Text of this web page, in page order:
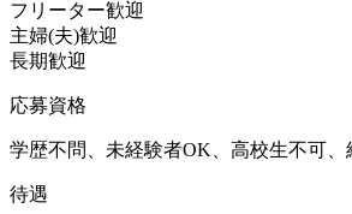
フリーター歓迎
主婦(夫)歓迎
長期歓迎
応募資格
学歴不問、未経験者OK、高校生不可、
待遇